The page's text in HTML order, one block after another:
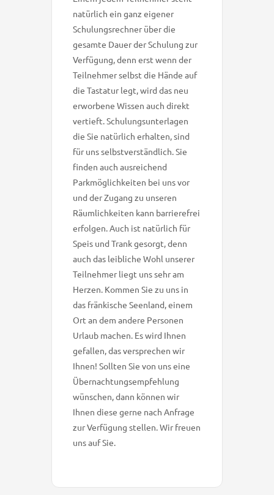
natürlich ein ganz eigener
Schulungsrechner über die
gesamte Dauer der Schulung zur
Verfügung, denn erst wenn der
Teilnehmer selbst die Hände auf
die Tastatur legt, wird das neu
erworbene Wissen auch direkt
vertieft. Schulungsunterlagen
die Sie natürlich erhalten, sind
für uns selbstverständlich. Sie
finden auch ausreichend
Parkmöglichkeiten bei uns vor
und der Zugang zu unseren
Räumlichkeiten kann barrierefrei
erfolgen. Auch ist natürlich für
Speis und Trank gesorgt, denn
auch das leibliche Wohl unserer
Teilnehmer liegt uns sehr am
Herzen. Kommen Sie zu uns in
das fränkische Seenland, einem
Ort an dem andere Personen
Urlaub machen. Es wird Ihnen
gefallen, das versprechen wir
Ihnen! Sollten Sie von uns eine
Übernachtungsempfehlung
wünschen, dann können wir
Ihnen diese gerne nach Anfrage
zur Verfügung stellen. Wir freuen
uns auf Sie.